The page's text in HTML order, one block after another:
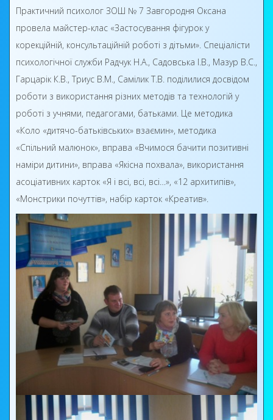
Практичний психолог ЗОШ № 7 Завгородня Оксана
провела майстер-клас «Застосування фігурок у
корекційній, консультаційній роботі з дітьми». Спеціалісти
психологічної служби Радчук Н.А., Садовська І.В., Мазур В.С.,
Гарцарік К.В., Триус В.М., Самілик Т.В. поділилися досвідом
роботи з використання різних методів та технологій у
роботі з учнями, педагогами, батьками. Це методика
«Коло «дитячо-батьківських» взаємин», методика
«Спільний малюнок», вправа «Вчимося бачити позитивні
наміри дитини», вправа «Якісна похвала», використання
асоціативних карток «Я і всі, всі, всі…», «12 архитипів»,
«Монстрики почуттів», набір карток «Креатив».